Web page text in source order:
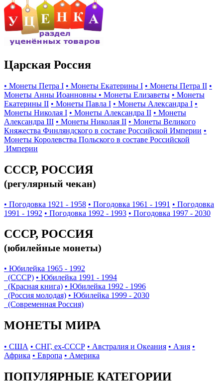
Царская Россия
• Монеты Петра I • Монеты Екатерины I • Монеты Петра II •
Монеты Анны Иоанновны • Монеты Елизаветы • Монеты
Екатерины II • Монеты Павла I • Монеты Александра I •
Монеты Николая I • Монеты Александра II • Монеты
Александра III • Монеты Николая II • Монеты Великого
Княжества Финляндского в составе Российской Империи •
Монеты Королевства Польского в составе Российской
Империи
СССР, РОССИЯ
(регулярный чекан)
• Погодовка 1921 - 1958 • Погодовка 1961 - 1991 • Погодовка
1991 - 1992 • Погодовка 1992 - 1993 • Погодовка 1997 - 2030
СССР, РОССИЯ
(юбилейные монеты)
• Юбилейка 1965 - 1992
(СССР) • Юбилейка 1991 - 1994
(Красная книга) • Юбилейка 1992 - 1996
(Россия молодая) • Юбилейка 1999 - 2030
(Современная Россия)
МОНЕТЫ МИРА
• США • СНГ, ex-СССР • Австралия и Океания • Азия •
Африка • Европа • Америка
ПОПУЛЯРНЫЕ КАТЕГОРИИ